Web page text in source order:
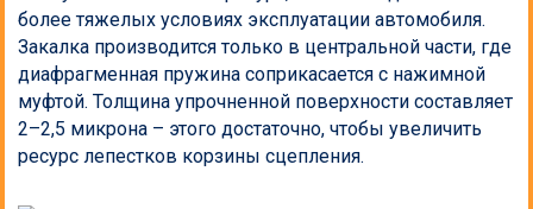
более тяжелых условиях эксплуатации автомобиля.
Закалка производится только в центральной части, где
диафрагменная пружина соприкасается с нажимной
муфтой. Толщина упрочненной поверхности составляет
2–2,5 микрона – этого достаточно, чтобы увеличить
ресурс лепестков корзины сцепления.